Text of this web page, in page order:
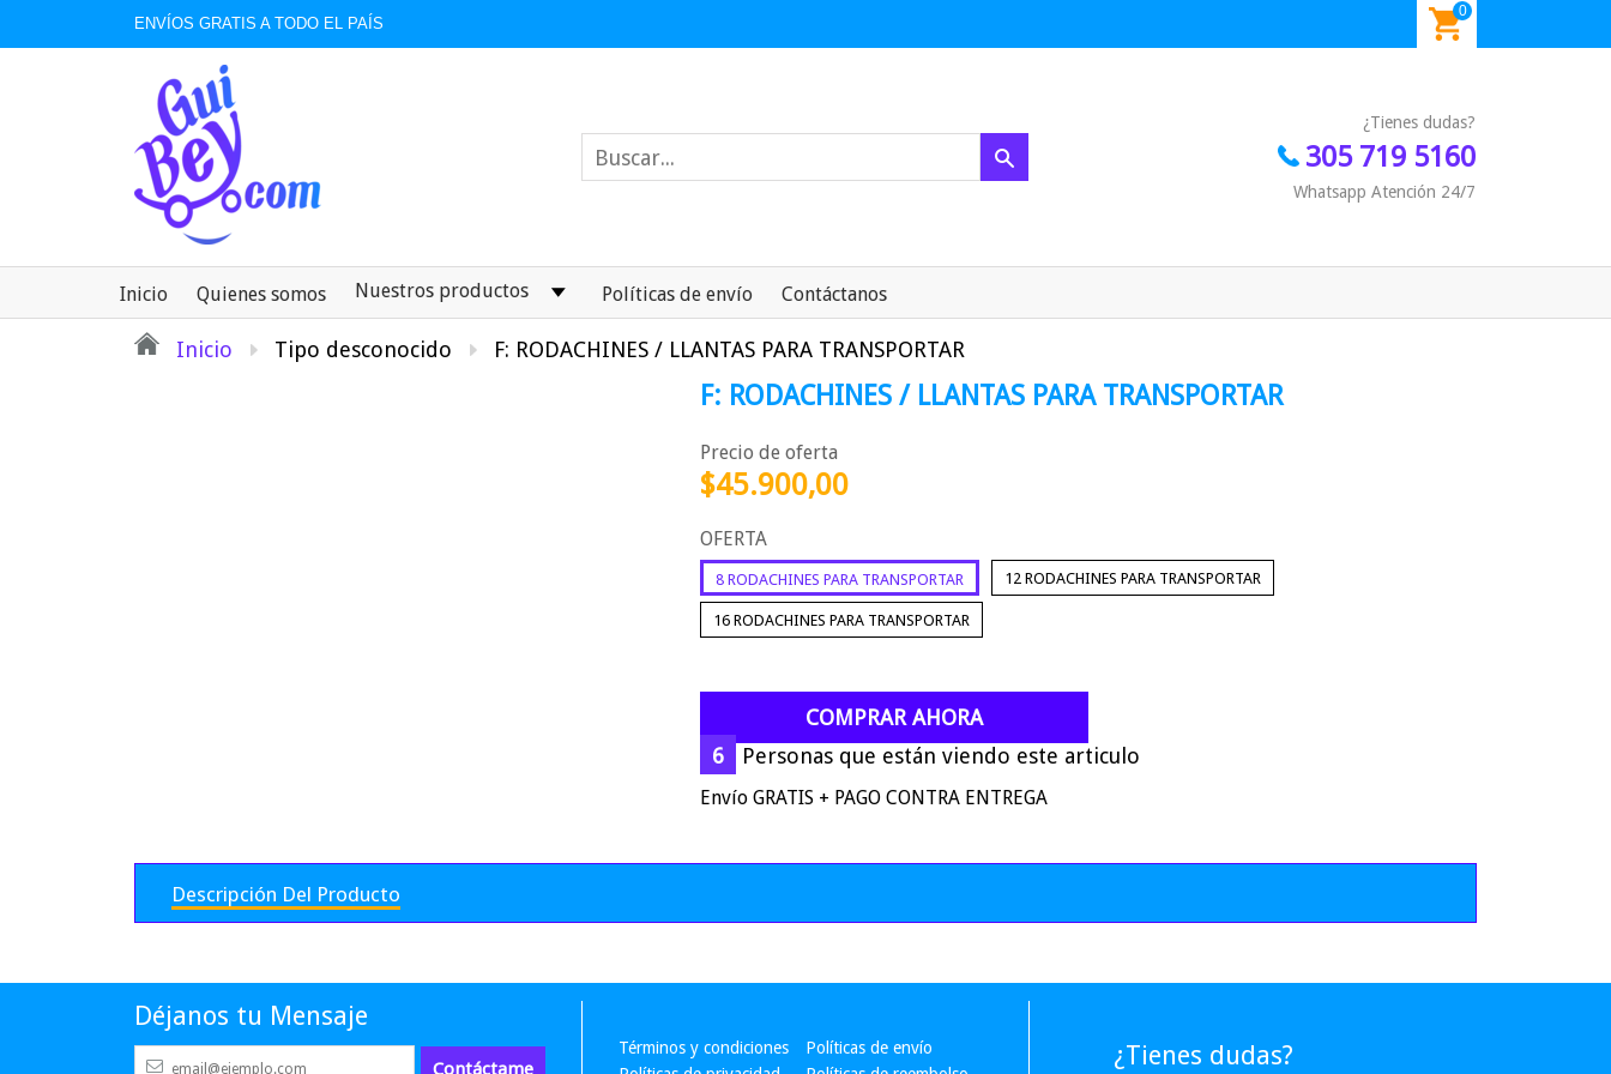
ENVÍOS GRATIS A TODO EL PAÍS
0
¿Tienes dudas?
305 719 5160
Whatsapp Atención 24/7
Inicio Quienes somos Nuestros productos Políticas de envío Contáctanos
Inicio Tipo desconocido F: RODACHINES / LLANTAS PARA TRANSPORTAR
F: RODACHINES / LLANTAS PARA TRANSPORTAR
Precio de oferta
$45.900,00
OFERTA
8 RODACHINES PARA TRANSPORTAR 12 RODACHINES PARA TRANSPORTAR
16 RODACHINES PARA TRANSPORTAR
COMPRAR AHORA
6
Personas que están viendo este articulo
Envío GRATIS + PAGO CONTRA ENTREGA
Descripción Del Producto
Déjanos tu Mensaje
Términos y condiciones
Políticas de envío
¿Tienes dudas?